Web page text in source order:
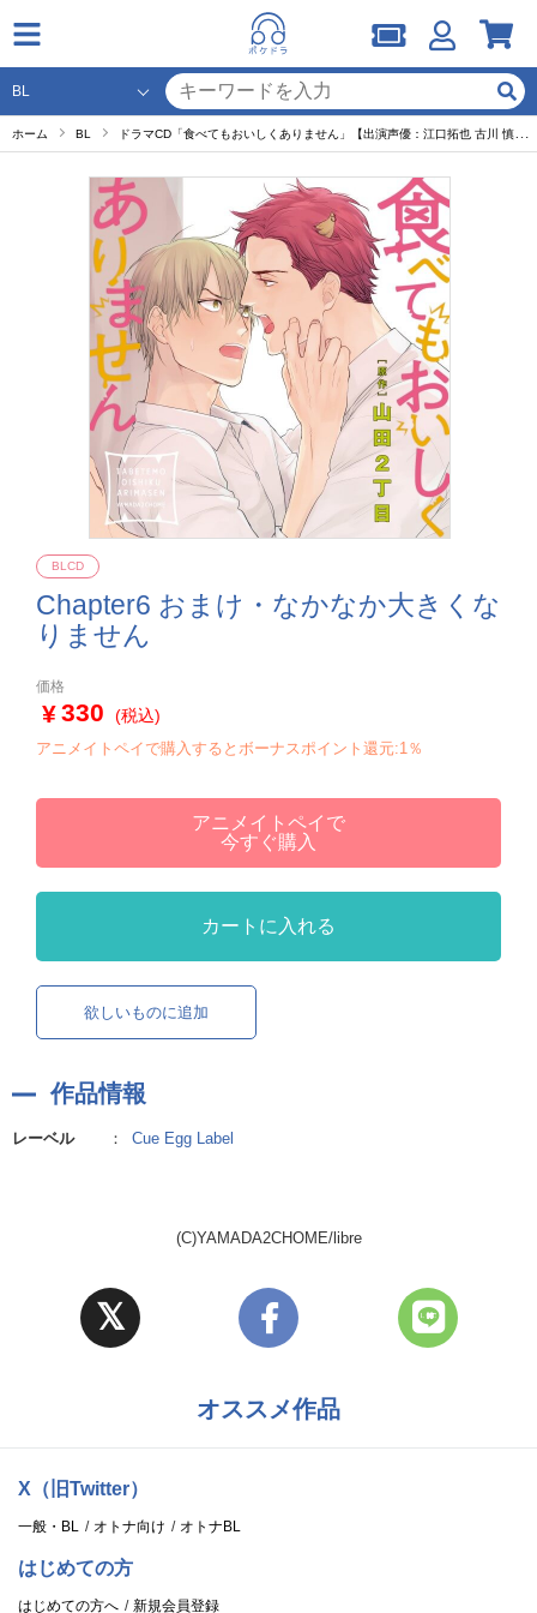
ホーム BL ドラマCD「食べてもおいしくありません」【出演声優：江口拓也 古川 慎】
Chapter6 おまけ・なかなか大きくな
りません
BLCD
価格
330 (税込)
アニメイトペイで購入するとボーナスポイント還元:1％
アニメイトペイで
今すぐ購入
カートに入れる
欲しいものに追加
作品情報
レーベル ： Cue Egg Label
(C)YAMADA2CHOME/libre
オススメ作品
X（旧Twitter）
一般・BL オトナ向け オトナBL
はじめての方
はじめての方へ 新規会員登録